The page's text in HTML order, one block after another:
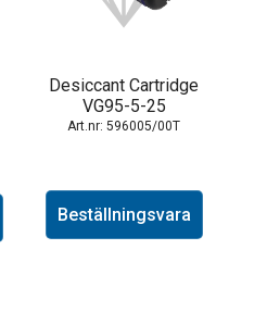
Desiccant Cartridge
VG95-5-25
596005/00T
Beställningsvara